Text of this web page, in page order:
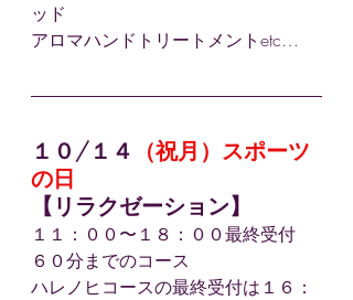
ッド
アロマハンドトリートメントetc…
１０/１４ （祝月）スポーツ
の日
【リラクゼーション】
１１：００〜１８：００最終受付
６０分までのコース
ハレノヒコースの最終受付は１６：